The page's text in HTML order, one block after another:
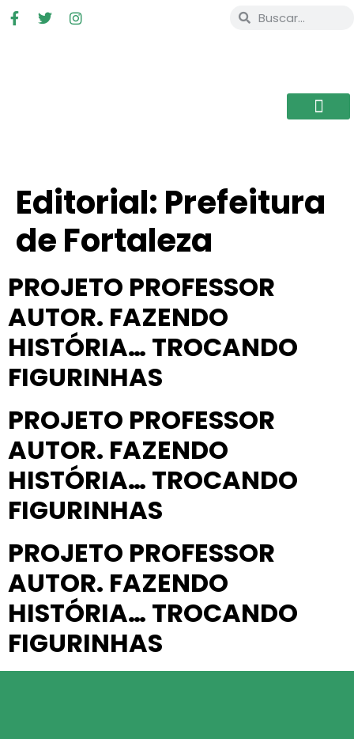
Editorial: Prefeitura
de Fortaleza
PROJETO PROFESSOR
AUTOR. FAZENDO
HISTÓRIA… TROCANDO
FIGURINHAS
PROJETO PROFESSOR
AUTOR. FAZENDO
HISTÓRIA… TROCANDO
FIGURINHAS
PROJETO PROFESSOR
AUTOR. FAZENDO
HISTÓRIA… TROCANDO
FIGURINHAS